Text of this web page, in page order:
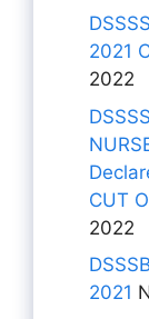
2021
2022
CUT
2022
2021